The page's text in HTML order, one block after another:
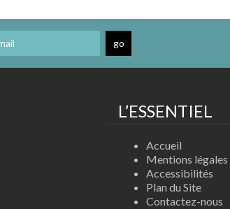
L’ESSENTIEL
Accueil
Mentions légales
Accessibilités
Plan du Site
Contactez-nous